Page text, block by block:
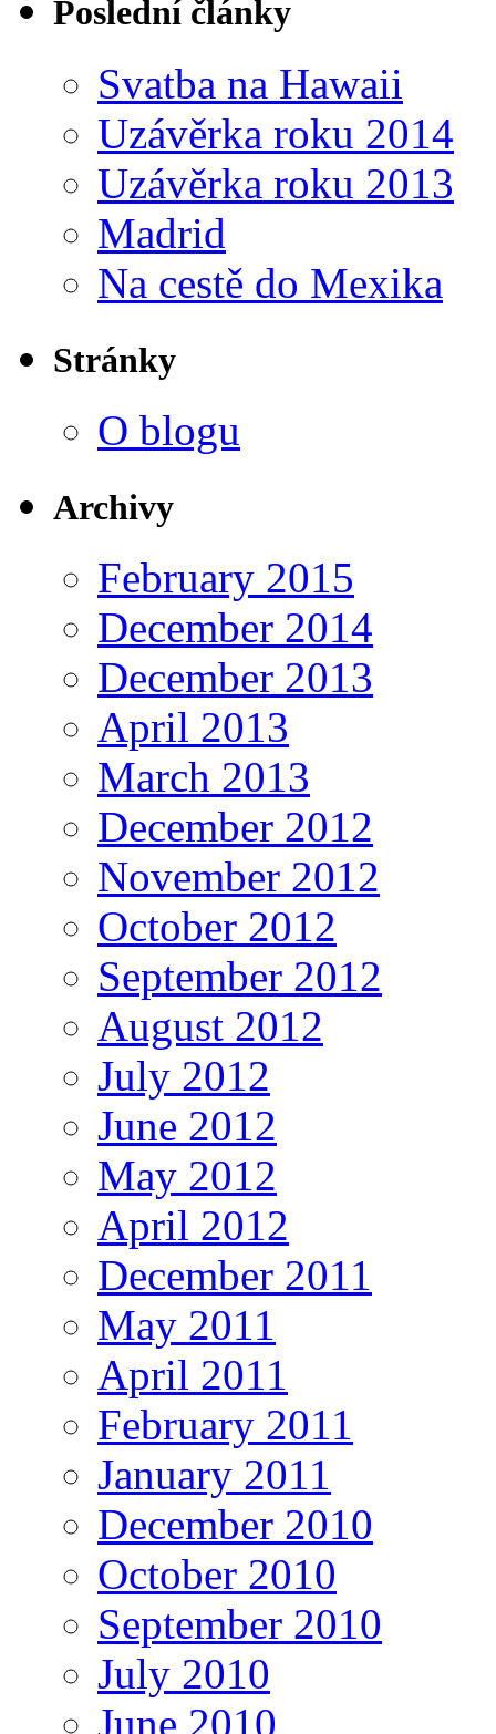
Poslední články
Svatba na Hawaii
Uzávěrka roku 2014
Uzávěrka roku 2013
Madrid
Na cestě do Mexika
Stránky
O blogu
Archivy
February 2015
December 2014
December 2013
April 2013
March 2013
December 2012
November 2012
October 2012
September 2012
August 2012
July 2012
June 2012
May 2012
April 2012
December 2011
May 2011
April 2011
February 2011
January 2011
December 2010
October 2010
September 2010
July 2010
June 2010